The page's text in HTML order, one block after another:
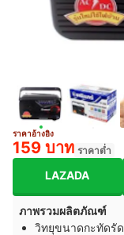
ราคาอ้างอิง
159 บาท ราคาต่ำ
LAZADA
ภาพรวมผลิตภัณฑ์
วิทยุขนาดกะทัดรั